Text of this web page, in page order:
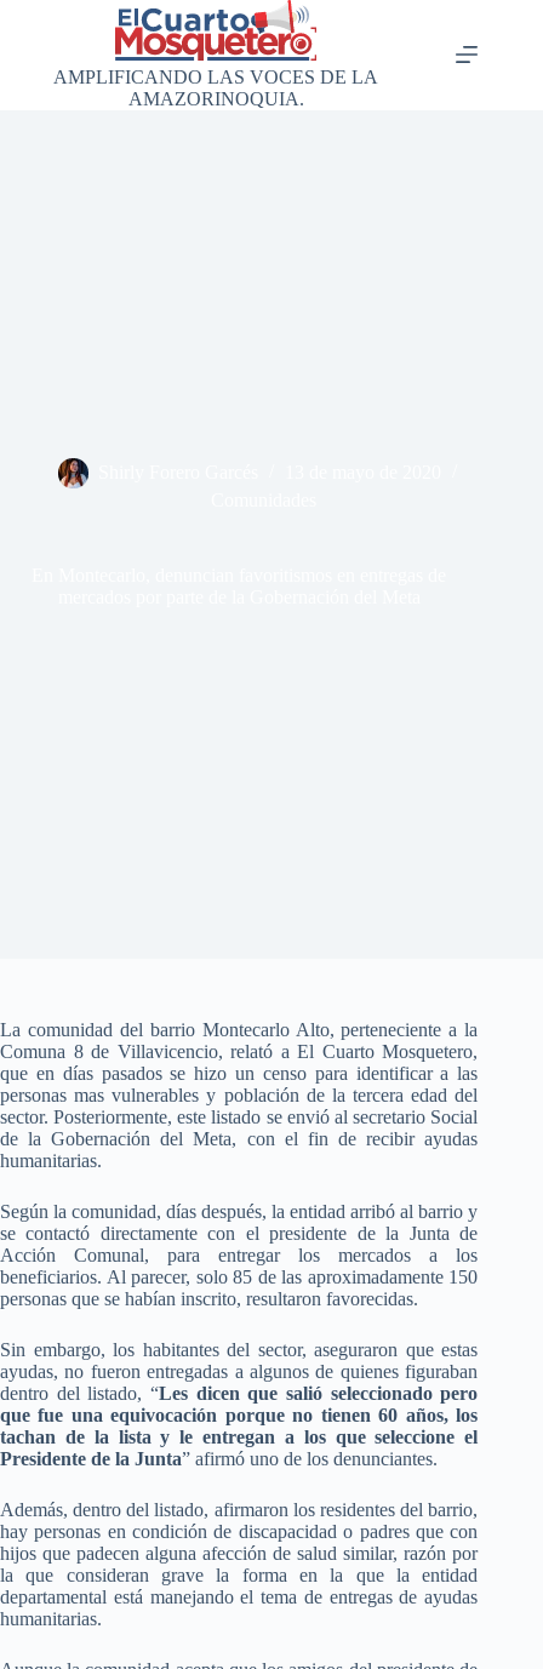
AMPLIFICANDO LAS VOCES DE LA
AMAZORINOQUIA.
La comunidad del barrio Montecarlo Alto, perteneciente a la
Comuna 8 de Villavicencio, relató a El Cuarto Mosquetero,
que en días pasados se hizo un censo para identificar a las
personas mas vulnerables y población de la tercera edad del
sector. Posteriormente, este listado se envió al secretario Social
de la Gobernación del Meta, con el fin de recibir ayudas
humanitarias.
Según la comunidad, días después, la entidad arribó al barrio y
se contactó directamente con el presidente de la Junta de
Acción Comunal, para entregar los mercados a los
beneficiarios. Al parecer, solo 85 de las aproximadamente 150
personas que se habían inscrito, resultaron favorecidas.
Sin embargo, los habitantes del sector, aseguraron que estas
ayudas, no fueron entregadas a algunos de quienes figuraban
dentro del listado, “Les dicen que salió seleccionado pero
que fue una equivocación porque no tienen 60 años, los
tachan de la lista y le entregan a los que seleccione el
Presidente de la Junta” afirmó uno de los denunciantes.
Además, dentro del listado, afirmaron los residentes del barrio,
hay personas en condición de discapacidad o padres que con
hijos que padecen alguna afección de salud similar, razón por
la que consideran grave la forma en la que la entidad
departamental está manejando el tema de entregas de ayudas
humanitarias.